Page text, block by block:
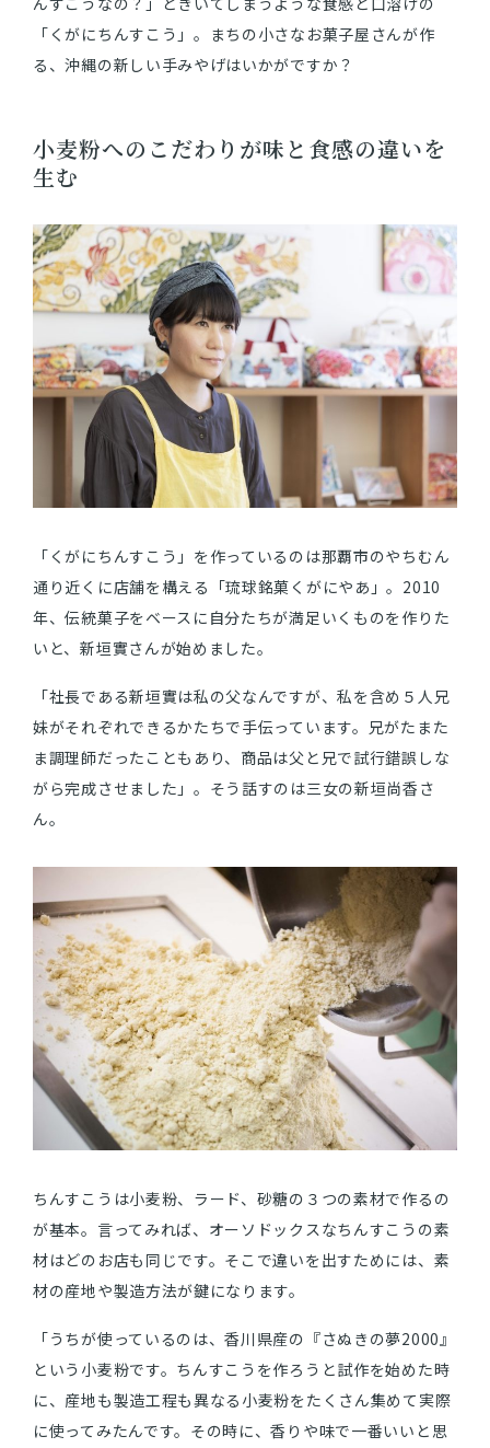
「くがにちんすこう」。まちの小さなお菓子屋さんが作
る、沖縄の新しい手みやげはいかがですか？
小麦粉へのこだわりが味と食感の違いを
生む
「くがにちんすこう」を作っているのは那覇市のやちむん
通り近くに店舗を構える「琉球銘菓くがにやあ」。2010
年、伝統菓子をベースに自分たちが満足いくものを作りた
いと、新垣實さんが始めました。
「社長である新垣實は私の父なんですが、私を含め５人兄
妹がそれぞれできるかたちで手伝っています。兄がたまた
ま調理師だったこともあり、商品は父と兄で試行錯誤しな
がら完成させました」。そう話すのは三女の新垣尚香さ
ん。
ちんすこうは小麦粉、ラード、砂糖の３つの素材で作るの
が基本。言ってみれば、オーソドックスなちんすこうの素
材はどのお店も同じです。そこで違いを出すためには、素
材の産地や製造方法が鍵になります。
「うちが使っているのは、香川県産の『さぬきの夢2000』
という小麦粉です。ちんすこうを作ろうと試作を始めた時
に、産地も製造工程も異なる小麦粉をたくさん集めて実際
に使ってみたんです。その時に、香りや味で一番いいと思